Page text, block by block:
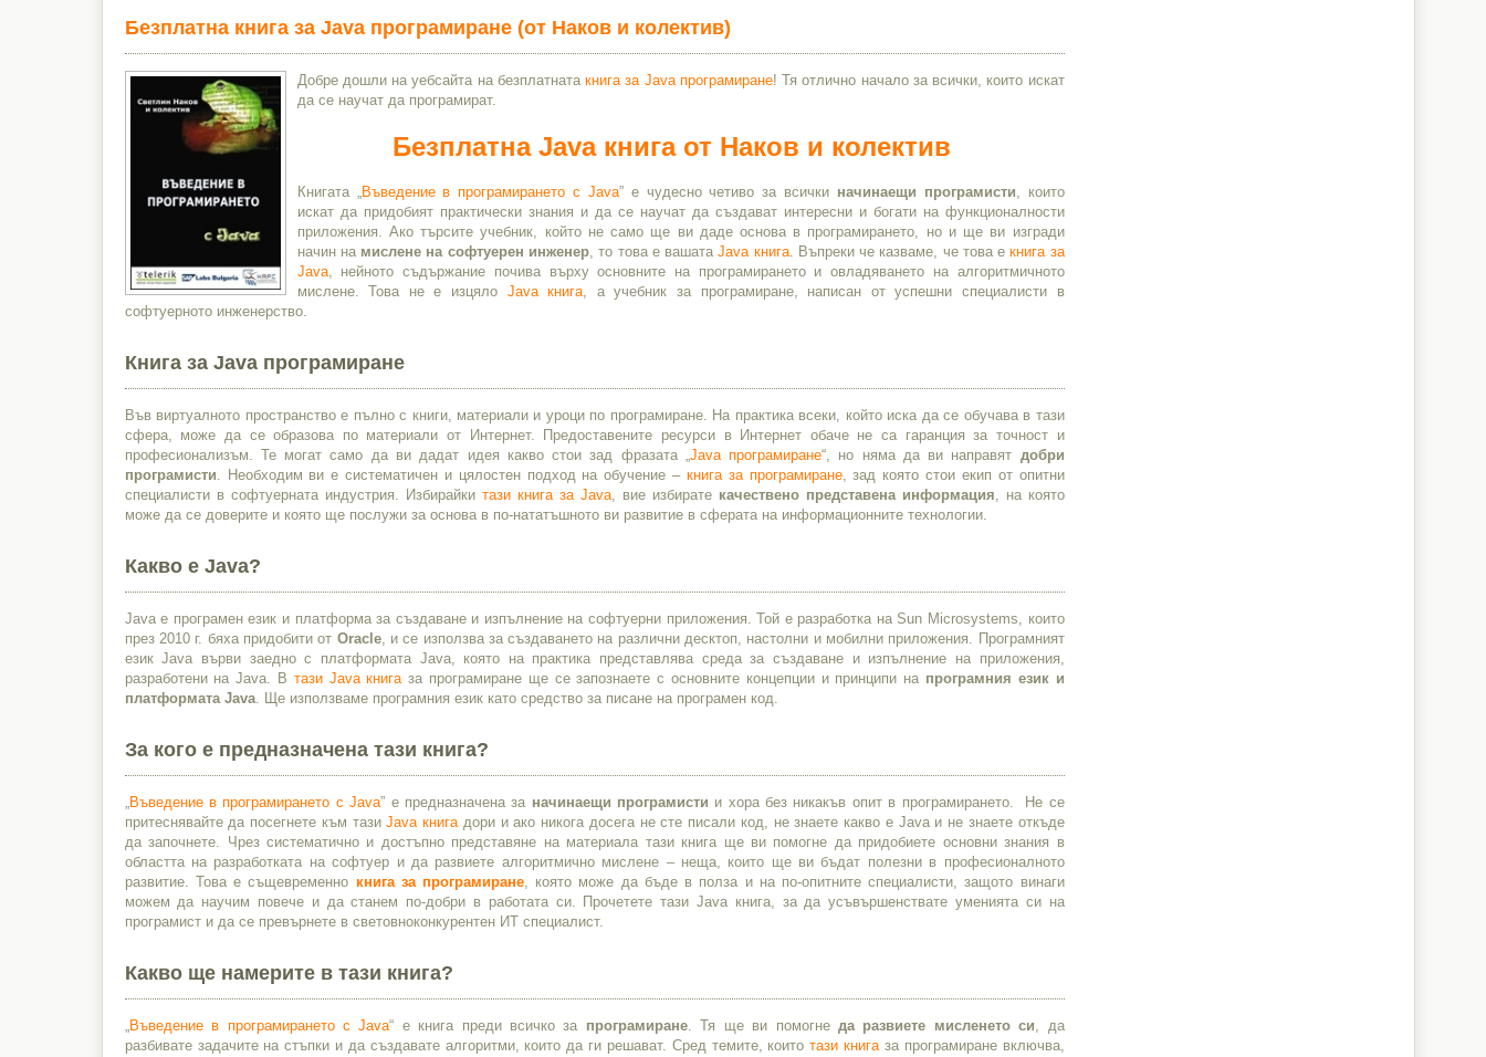
Безплатна книга за Java програмиране (от Наков и колектив)
Добре дошли на уебсайта на безплатнатакнига за Java програмиране! Тя отлично начало за всички, които искат
да се научат да програмират.
Безплатна Java книга от Наков и колектив
Книгата „ Въведение в програмирането с Java” е чудесно четиво за всички начинаещи програмисти , които
искат да придобият практически знания и да се научат да създават интересни и богати на функционалности
приложения. Ако търсите учебник, който не само ще ви даде основа в програмирането, но и ще ви изгради
начин намислене на софтуерен инженер , то това е вашатаJava книга. Въпреки че казваме, че това екнига за
Java, нейното съдържание почива върху основните на програмирането и овладяването на алгоритмичното
мислене. Това не е изцяло Java книга , a учебник за програмиране, написан от успешни специалисти в
софтуерното инженерство.
Книга за Java програмиране
Във виртуалното пространство е пълно с книги, материали и уроци по програмиране. На практика всеки, който иска да се обучава в тази
сфера, може да се образова по материали от Интернет. Предоставените ресурси в Интернет обаче не са гаранция за точност и
професионализъм. Те могат само да ви дадат идея какво стои зад фразата „ Java програмиране“, но няма да ви направят добри
програмисти . Необходим ви е систематичен и цялостен подход на обучение – книга за програмиране, зад която стои екип от опитни
специалисти в софтуерната индустрия. Избирайки тази книга за Java, вие избирате качествено представена информация , на която
може да се доверите и която ще послужи за основа в по-нататъшното ви развитие в сферата на информационните технологии.
Какво е Java?
Java е програмен език и платформа за създаване и изпълнение на софтуерни приложения. Той е разработка на Sun Microsystems, които
през 2010 г. бяха придобити от Oracle, и се използва за създаването на различни десктоп, настолни и мобилни приложения. Програмният
език Java върви заедно с платформата Java, която на практика представлява среда за създаване и изпълнение на приложения,
разработени на Java. В тази Java книга за програмиране ще се запознаете с основните концепции и принципи на програмния език и
платформата Java. Ще използваме програмния език като средство за писане на програмен код.
За кого е предназначена тази книга?
Въведение в програмирането с Java” е предназначена за начинаещи програмисти и хора без никакъв опит в програмирането. Не се
притеснявайте да посегнете към тазиJava книга дори и ако никога досега не сте писали код, не знаете какво е Java и не знаете откъде
да започнете. Чрез систематично и достъпно представяне на материала тази книга ще ви помогне да придобиете основни знания в
областта на разработката на софтуер и да развиете алгоритмично мислене – неща, които ще ви бъдат полезни в професионалното
развитие. Това е същевременно книга за програмиране , която може да бъде в полза и на по-опитните специалисти, защото винаги
можем да научим повече и да станем по-добри в работата си. Прочетете тази Java книга, за да усъвършенствате уменията си на
програмист и да се превърнете в световноконкурентен ИТ специалист.
Какво ще намерите в тази книга?
Въведение в програмирането с Java“ е книга преди всичко за програмиране. Тя ще ви помогне да развиете мисленето си , да
разбивате задачите на стъпки и да създавате алгоритми, които да ги решават. Сред темите, коитотази книга за програмиране включва,